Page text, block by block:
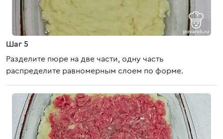
Шаг 5
Разделите пюре на две части, одну часть
распределите равномерным слоем по форме.